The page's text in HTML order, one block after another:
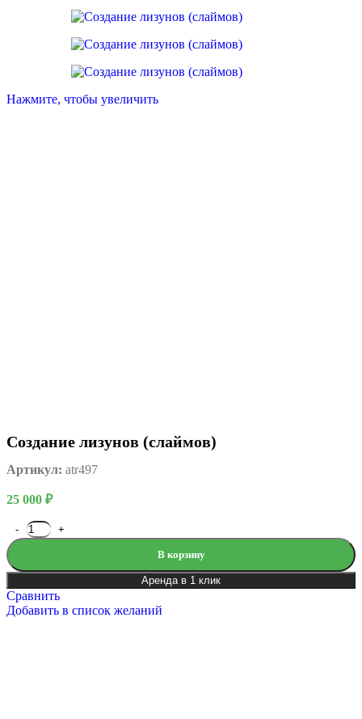
Нажмите, чтобы увеличить
Создание лизунов (слаймов)
Артикул: atr497
25 000 ₽
В корзину
Аренда в 1 клик
Сравнить
Добавить в список желаний